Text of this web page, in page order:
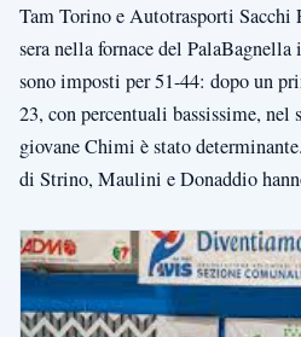
Tam Torino e Autotrasporti Sacchi
sera nella fornace del
sono imposti per 51-44: dopo un
23, con percentuali bassissime,
giovane Chimi è stato
di Strino, Maulini e Donaddio